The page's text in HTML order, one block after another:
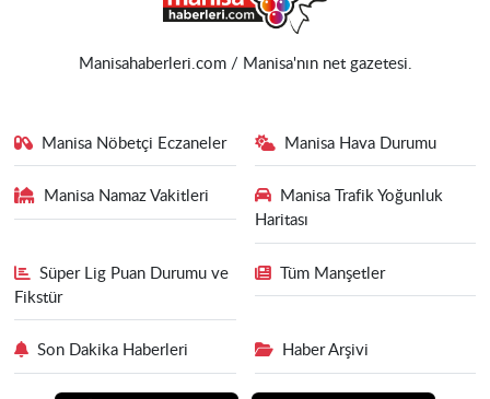
Manisahaberleri.com / Manisa'nın net gazetesi.
Manisa Nöbetçi Eczaneler Manisa Hava Durumu
Manisa Namaz Vakitleri
Manisa Trafik Yoğunluk
Haritası
Süper Lig Puan Durumu ve
Fikstür
Tüm Manşetler
Son Dakika Haberleri Haber Arşivi